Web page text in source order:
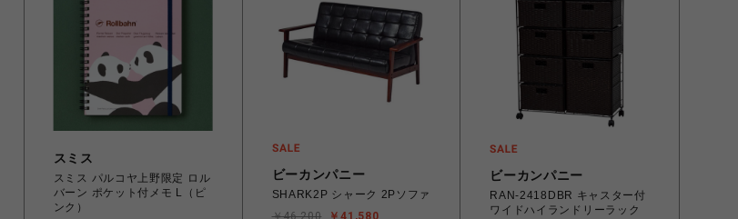
スミス
スミス パルコヤ上野限定 ロル
バーン ポケット付メモ L（ピ
ンク）
ビーカンパニー
SHARK2P シャーク 2Pソファ
ビーカンパニー
RAN-2418DBR キャスター付
ワイドハイランドリーラック